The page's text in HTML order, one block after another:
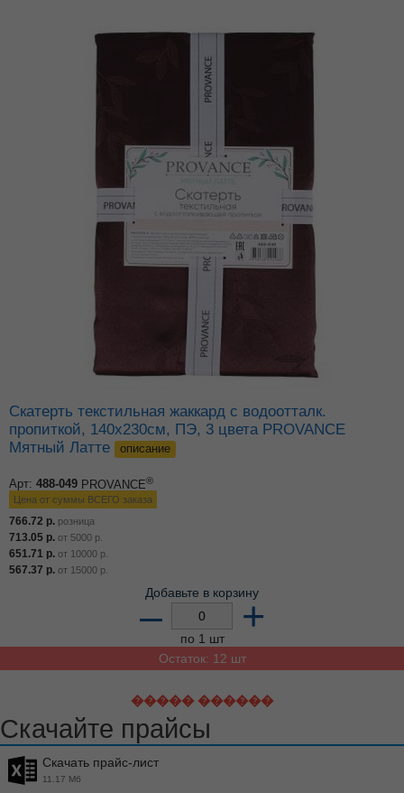
Скатерть текстильная жаккард с водоотталк.
пропиткой, 140х230см, ПЭ, 3 цвета PROVANCE
Мятный Латте
описание
Арт: 488-049 PROVANCE®
Цена от суммы ВСЕГО заказа
766.72 р. розница
713.05 р. от 5000 р.
651.71 р. от 10000 р.
567.37 р. от 15000 р.
Добавьте в корзину
– +
по 1 шт
Остаток: 12 шт
����� ������
Скачайте прайсы
Скачать прайс-лист
11.17 Мб